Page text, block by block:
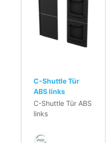
C-Shuttle Tür
ABS links
C-Shuttle Tür ABS
links